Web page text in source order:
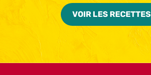
VOIR LES RECETTES